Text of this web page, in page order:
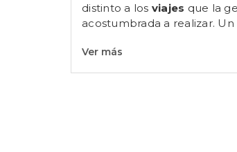
distinto a los viajes que la
acostumbrada a realizar. Un
Ver más